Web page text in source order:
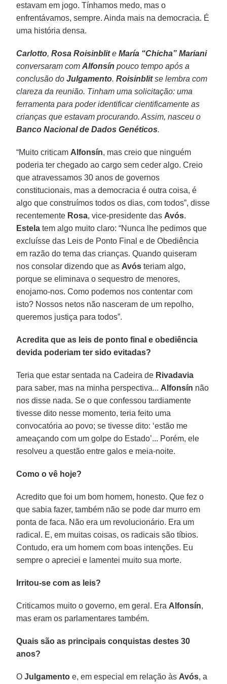
estavam em jogo. Tínhamos medo, mas o
enfrentávamos, sempre. Ainda mais na democracia. É
uma história densa.
Carlotto,Rosa RoisinbliteMaría “Chicha” Mariani
conversaram comAlfonsín pouco tempo após a
conclusão doJulgamento.Roisinblitse lembra com
clareza da reunião. Tinham uma solicitação: uma
ferramenta para poder identificar cientificamente as
crianças que estavam procurando. Assim, nasceu o
Banco Nacional de Dados Genéticos.
“Muito criticam Alfonsín, mas creio que ninguém
poderia ter chegado ao cargo sem ceder algo. Creio
que atravessamos 30 anos de governos
constitucionais, mas a democracia é outra coisa, é
algo que construímos todos os dias, com todos”, disse
recentemente Rosa, vice-presidente das Avós.
Estela tem algo muito claro: “Nunca lhe pedimos que
excluísse das Leis de Ponto Final e de Obediência
em razão do tema das crianças. Quando quiseram
nos consolar dizendo que as Avós teriam algo,
porque se eliminava o sequestro de menores,
enojamo-nos. Como podemos nos contentar com
isto? Nossos netos não nasceram de um repolho,
queremos justiça para todos”.
Acredita que as leis de ponto final e obediência
devida poderiam ter sido evitadas?
Teria que estar sentada na Cadeira de Rivadavia
para saber, mas na minha perspectiva... Alfonsín não
nos disse nada. Se o que confessou tardiamente
tivesse dito nesse momento, teria feito uma
convocatória ao povo; se tivesse dito: ‘estão me
ameaçando com um golpe do Estado’... Porém, ele
resolveu a questão entre galos e meia-noite.
Como o vê hoje?
Acredito que foi um bom homem, honesto. Que fez o
que sabia fazer, também não se pode dar murro em
ponta de faca. Não era um revolucionário. Era um
radical. E, em muitas coisas, os radicais são tíbios.
Contudo, era um homem com boas intenções. Eu
sempre o apreciei e lamentei muito sua morte.
Irritou-se com as leis?
Criticamos muito o governo, em geral. Era Alfonsín,
mas eram os parlamentares também.
Quais são as principais conquistas destes 30
anos?
OJulgamento e, em especial em relação às Avós, a